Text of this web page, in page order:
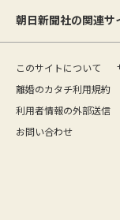
朝日新聞社の関連サ
このサイトについて
離婚のカタチ利用規約
利用者情報の外部送信
お問い合わせ